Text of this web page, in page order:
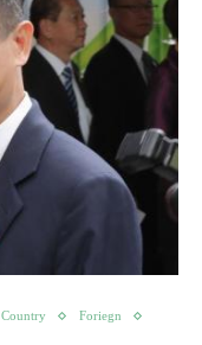
Country
Foriegn